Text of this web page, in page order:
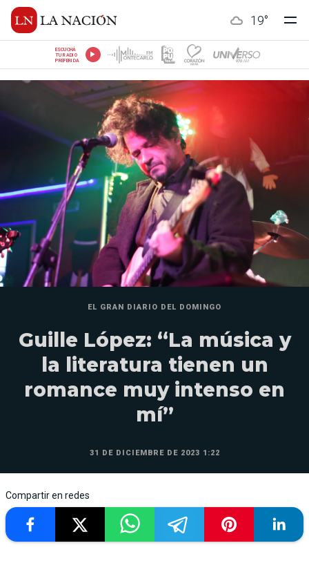
19°
ESCUCHÁ
TU RADIO
PREFERIDA
EL GRAN DIARIO DEL DOMINGO
Guille López: “La música y
la literatura tienen un
romance muy intenso en
mí”
31 DE DICIEMBRE DE 2023 1:22
Compartir en redes